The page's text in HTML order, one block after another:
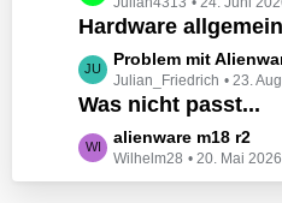
ä
g
e
e
t
z
t
e
e
Hardware allgemein
L
e
t
z
t
e
Problem mit Alienware M17x
Julian_Friedrich 23.
Was nicht passt...
L
e
t
alienware m18 r2
Wilhelm28 20. Mai